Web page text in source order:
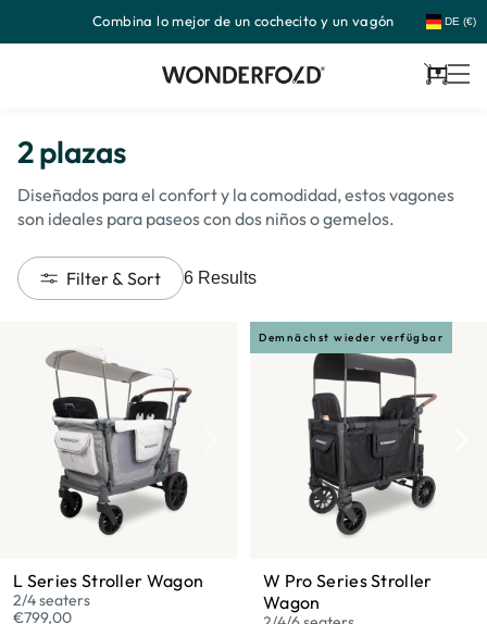
directamente
Combina lo mejor de un cochecito y un vagón DE (€)
2 plazas
Diseñados para el confort y la comodidad, estos vagones
son ideales para paseos con dos niños o gemelos.
Filter & Sort 6 Results
L Series Stroller Wagon
2/4 seaters
€799,00
Demnächst wieder verfügbar
W Pro Series Stroller
Wagon